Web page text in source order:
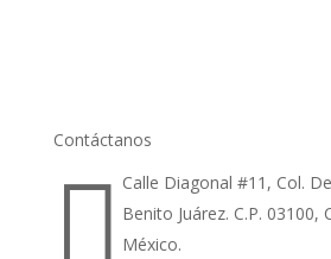
Contáctanos
 Calle Diagonal #11, Col.
Benito Juárez. C.P. 03100,
México.